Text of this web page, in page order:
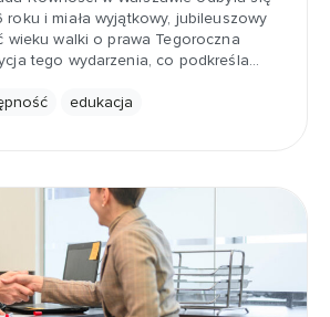
roku i miała wyjątkowy, jubileuszowy
wieku walki o prawa Tegoroczna
tego wydarzenia, co podkreśla…
edukacja